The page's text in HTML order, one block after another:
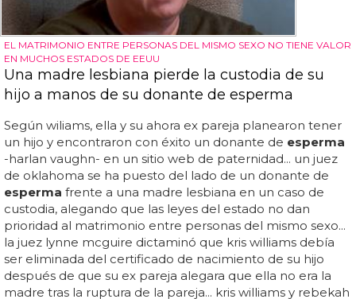
EL MATRIMONIO ENTRE PERSONAS DEL MISMO SEXO NO TIENE VALOR
EN MUCHOS ESTADOS DE EEUU
Una madre lesbiana pierde la custodia de su
hijo a manos de su donante de esperma
Según wiliams, ella y su ahora ex pareja planearon tener
un hijo y encontraron con éxito un donante de esperma
-harlan vaughn- en un sitio web de paternidad... un juez
de oklahoma se ha puesto del lado de un donante de
esperma frente a una madre lesbiana en un caso de
custodia, alegando que las leyes del estado no dan
prioridad al matrimonio entre personas del mismo sexo...
la juez lynne mcguire dictaminó que kris williams debía
ser eliminada del certificado de nacimiento de su hijo
después de que su ex pareja alegara que ella no era la
madre tras la ruptura de la pareja... kris williams y rebekah